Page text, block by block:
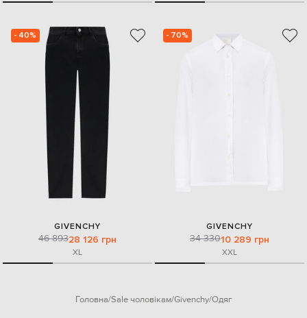
- 40%
GIVENCHY
46 89328 126 грн
XL
- 70%
GIVENCHY
34 33010 289 грн
XXL
Головна Sale чоловікам Givenchy Одяг